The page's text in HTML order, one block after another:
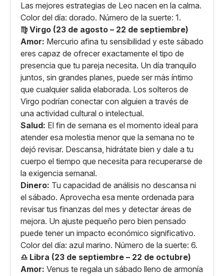
Las mejores estrategias de Leo nacen en la calma.
Color del día: dorado. Número de la suerte: 1.
♍ Virgo (23 de agosto – 22 de septiembre)
Amor: Mercurio afina tu sensibilidad y este sábado
eres capaz de ofrecer exactamente el tipo de
presencia que tu pareja necesita. Un día tranquilo
juntos, sin grandes planes, puede ser más íntimo
que cualquier salida elaborada. Los solteros de
Virgo podrían conectar con alguien a través de
una actividad cultural o intelectual.
Salud: El fin de semana es el momento ideal para
atender esa molestia menor que la semana no te
dejó revisar. Descansa, hidrátate bien y dale a tu
cuerpo el tiempo que necesita para recuperarse de
la exigencia semanal.
Dinero: Tu capacidad de análisis no descansa ni
el sábado. Aprovecha esa mente ordenada para
revisar tus finanzas del mes y detectar áreas de
mejora. Un ajuste pequeño pero bien pensado
puede tener un impacto económico significativo.
Color del día: azul marino. Número de la suerte: 6.
♎ Libra (23 de septiembre – 22 de octubre)
Amor: Venus te regala un sábado lleno de armonía